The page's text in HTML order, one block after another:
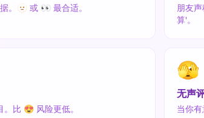
。🫥 或 👀 最合适。
朋友
算'。
比 😍 风险更低。
🫣
无声
当你